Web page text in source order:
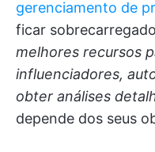
gerenciamento de
ficar
melhores recursos
influenciadores,
obter análises
depende dos seus